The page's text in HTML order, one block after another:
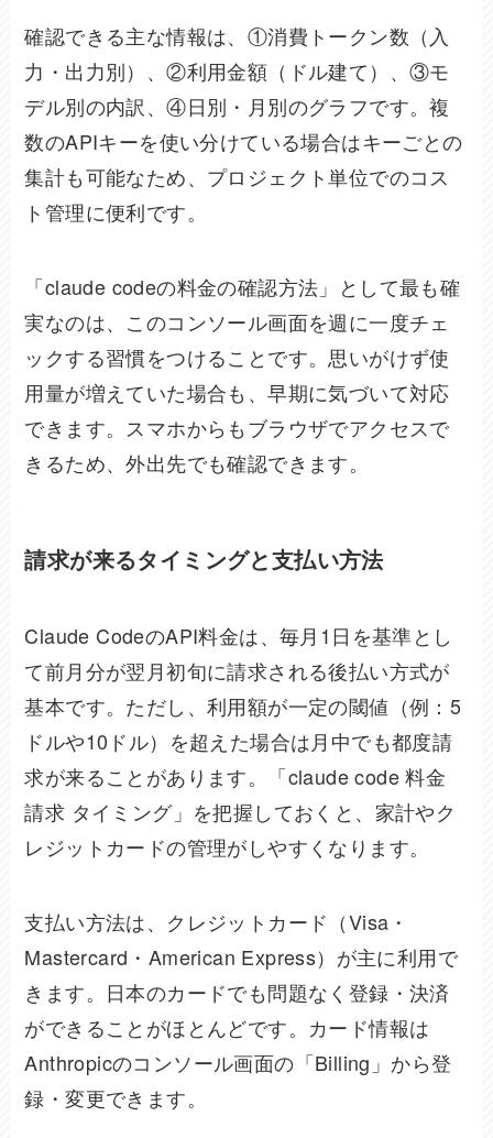
確認できる主な情報は、①消費トークン数（入
力・出力別）、②利用金額（ドル建て）、③モ
デル別の内訳、④日別・月別のグラフです。複
数のAPIキーを使い分けている場合はキーごとの
集計も可能なため、プロジェクト単位でのコス
ト管理に便利です。
「claude codeの料金の確認方法」として最も確
実なのは、このコンソール画面を週に一度チェ
ックする習慣をつけることです。思いがけず使
用量が増えていた場合も、早期に気づいて対応
できます。スマホからもブラウザでアクセスで
きるため、外出先でも確認できます。
請求が来るタイミングと支払い方法
Claude CodeのAPI料金は、毎月1日を基準とし
て前月分が翌月初旬に請求される後払い方式が
基本です。ただし、利用額が一定の閾値（例：5
ドルや10ドル）を超えた場合は月中でも都度請
求が来ることがあります。「claude code 料金
請求 タイミング」を把握しておくと、家計やク
レジットカードの管理がしやすくなります。
支払い方法は、クレジットカード（Visa・
Mastercard・American Express）が主に利用で
きます。日本のカードでも問題なく登録・決済
ができることがほとんどです。カード情報は
Anthropicのコンソール画面の「Billing」から登
録・変更できます。